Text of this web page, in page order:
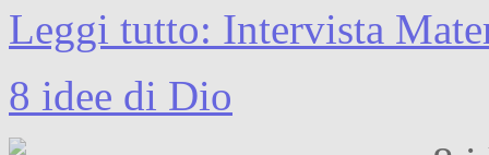
Leggi tutto: Intervista
8 idee di Dio